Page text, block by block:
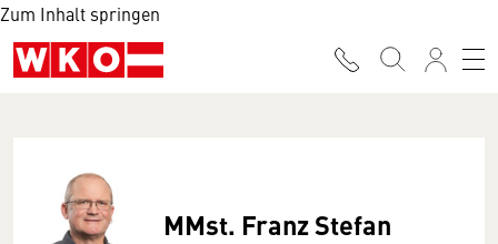
Zum Inhalt springen
MMst. Franz Stefan